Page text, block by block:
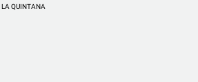
QUINTANA